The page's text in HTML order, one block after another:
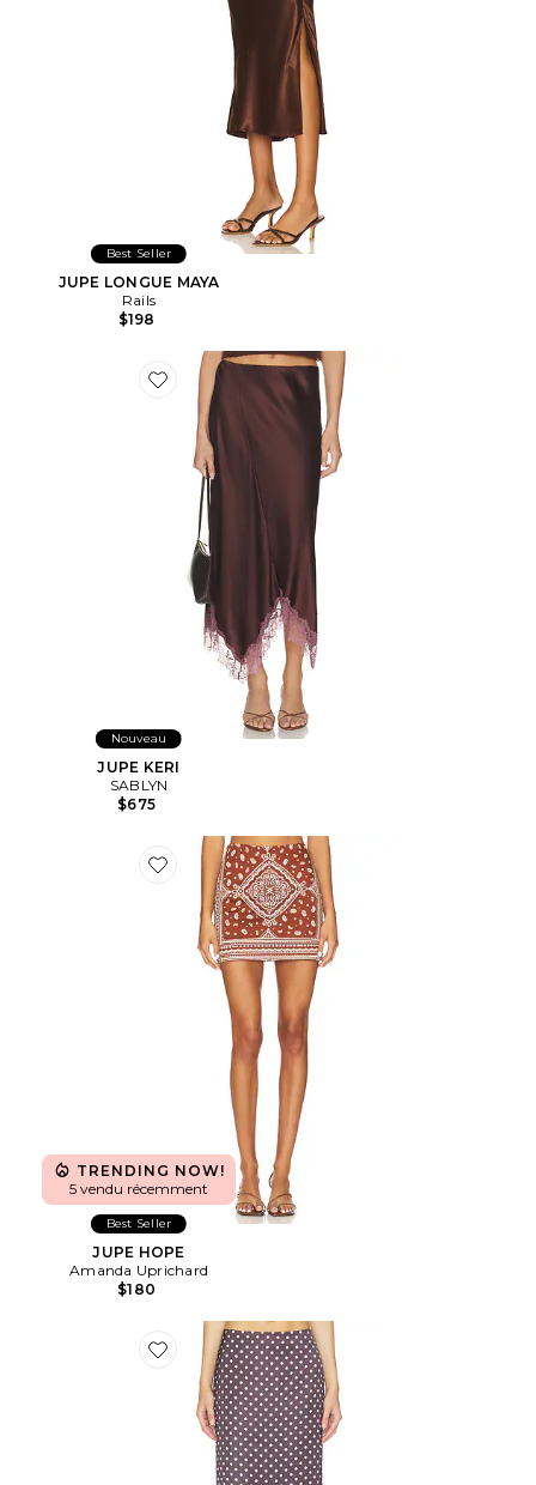
Best Seller
JUPE LONGUE MAYA
Rails
$198
Favorite JUPE KERI
Nouveau
JUPE KERI
SABLYN
$675
Favorite JUPE HOPE
TRENDING NOW!
5 vendu récemment
Best Seller
JUPE HOPE
Amanda Uprichard
$180
Favorite JUPE PORSHA